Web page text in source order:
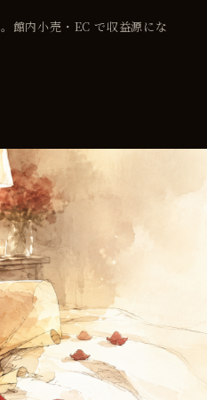
館内小売・EC で収益源にな